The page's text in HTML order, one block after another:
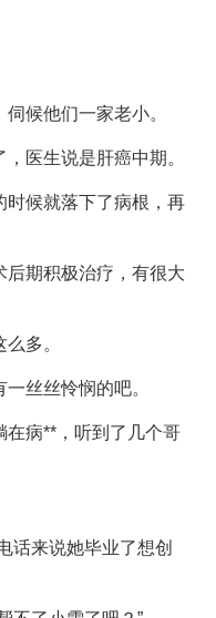
候他们一家老小。
医生说是肝癌中期。
时候就落下了病根，再
后期积极治疗，有很大
多。
丝丝怜悯的吧。
在病**，听到了几个哥
话来说她毕业了想创